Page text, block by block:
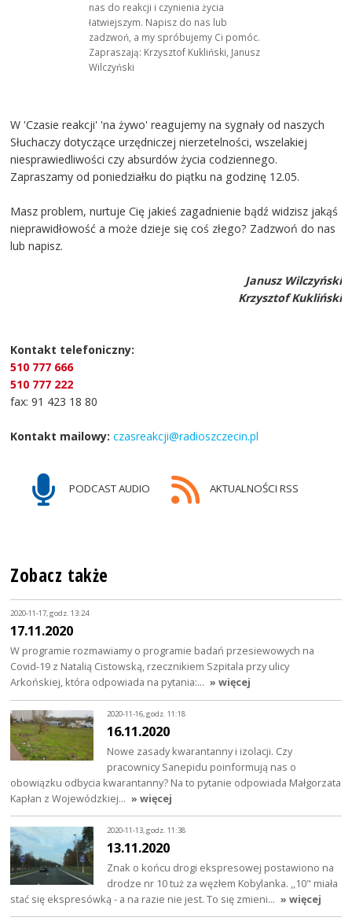
nas do reakcji i czynienia życia
łatwiejszym. Napisz do nas lub
zadzwoń, a my spróbujemy Ci pomóc.
Zapraszają: Krzysztof Kukliński, Janusz
Wilczyński
W 'Czasie reakcji' 'na żywo' reagujemy na sygnały od naszych
Słuchaczy dotyczące urzędniczej nierzetelności, wszelakiej
niesprawiedliwości czy absurdów życia codziennego.
Zapraszamy od poniedziałku do piątku na godzinę 12.05.
Masz problem, nurtuje Cię jakieś zagadnienie bądź widzisz jakąś
nieprawidłowość a może dzieje się coś złego? Zadzwoń do nas
lub napisz.
Janusz Wilczyński
Krzysztof Kukliński
Kontakt telefoniczny:
510 777 666
510 777 222
fax: 91 423 18 80
Kontakt mailowy: czasreakcji@radioszczecin.pl
PODCAST AUDIO AKTUALNOŚCI RSS
Zobacz także
2020-11-17, godz. 13:24
17.11.2020
W programie rozmawiamy o programie badań przesiewowych na
Covid-19 z Natalią Cistowską, rzecznikiem Szpitala przy ulicy
Arkońskiej, która odpowiada na pytania:… » więcej
2020-11-16, godz. 11:18
16.11.2020
Nowe zasady kwarantanny i izolacji. Czy
pracownicy Sanepidu poinformują nas o
obowiązku odbycia kwarantanny? Na to pytanie odpowiada Małgorzata
Kapłan z Wojewódzkiej… » więcej
2020-11-13, godz. 11:38
13.11.2020
Znak o końcu drogi ekspresowej postawiono na
drodze nr 10 tuż za węzłem Kobylanka. ,,10" miała
stać się ekspresówką - a na razie nie jest. To się zmieni… » więcej